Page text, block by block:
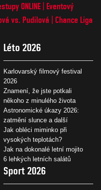
ONLINE
Eventový
vs. Pudilová
Chance Liga
Léto 2026
Karlovarský filmový festival
2026
Znamení, že jste potkali
někoho z minulého života
Astronomické úkazy 2026:
zatmění slunce a další
Jak obléci miminko při
vysokých teplotách?
Jak na dokonalé letní mojito
6 lehkých letních salátů
Sport 2026